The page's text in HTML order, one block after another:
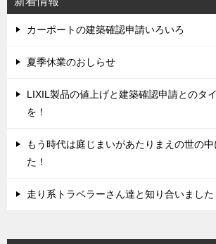
ョ
ン
カーポートの建築確認申請いろいろ
夏季休業のおしらせ
LIXIL製品の値上げと建築確認申請とのタ
を！
もう時代は庭じまいがあたりまえの世の
た！
走り系トラベラーさん達と知り合いました